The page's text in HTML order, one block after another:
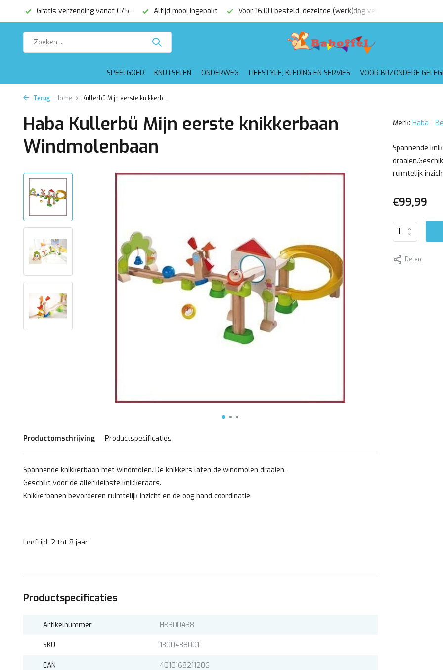
Gratis verzending vanaf €75,- Altijd mooi ingepakt Voor 16:00 besteld, dezelfde (werk)dag verzonden
SPEELGOED KNUTSELEN ONDERWEG LIFESTYLE, KLEDING EN SERVIES VOOR BIJZONDERE
Terug Home Kullerbü Mijn eerste knikkerb...
Haba Kullerbü Mijn eerste knikkerbaan
Windmolenbaan
Productomschrijving Productspecificaties
Spannende knikkerbaan met windmolen. De knikkers laten de windmolen draaien.
Geschikt voor de allerkleinste knikkeraars.
Knikkerbanen bevorderen ruimtelijk inzicht en de oog hand coordinatie.
Leeftijd: 2 tot 8 jaar
Productspecificaties
Artikelnummer HB300438
SKU 1300438001
EAN 4010168211206
Merk: Haba
Spannende
ruimtelijk
€99,99
Delen